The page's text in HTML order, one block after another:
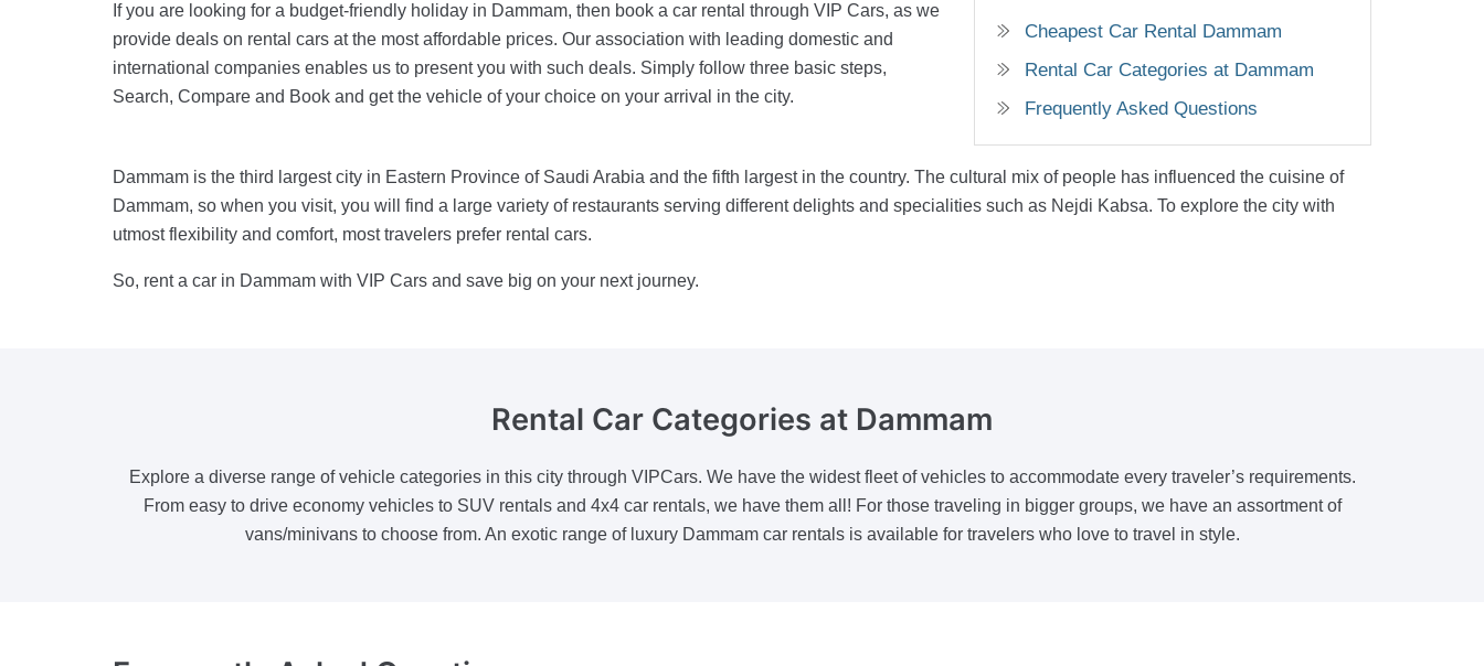
Cheapest Car Rental Dammam
Rental Car Categories at Dammam
Frequently Asked Questions
If you are looking for a budget-friendly holiday in Dammam, then book a car rental through VIP Cars, as we
provide deals on rental cars at the most affordable prices. Our association with leading domestic and
international companies enables us to present you with such deals. Simply follow three basic steps,
Search, Compare and Book and get the vehicle of your choice on your arrival in the city.
Dammam is the third largest city in Eastern Province of Saudi Arabia and the fifth largest in the country. The cultural mix of people has influenced the cuisine of
Dammam, so when you visit, you will find a large variety of restaurants serving different delights and specialities such as Nejdi Kabsa. To explore the city with
utmost flexibility and comfort, most travelers prefer rental cars.
So, rent a car in Dammam with VIP Cars and save big on your next journey.
Rental Car Categories at Dammam
Explore a diverse range of vehicle categories in this city through VIPCars. We have the widest fleet of vehicles to accommodate every traveler’s requirements.
From easy to drive economy vehicles to SUV rentals and 4x4 car rentals, we have them all! For those traveling in bigger groups, we have an assortment of
vans/minivans to choose from. An exotic range of luxury Dammam car rentals is available for travelers who love to travel in style.